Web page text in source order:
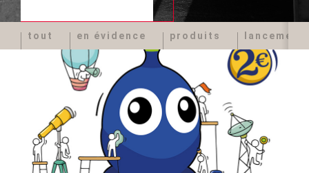
tout en évidence produits